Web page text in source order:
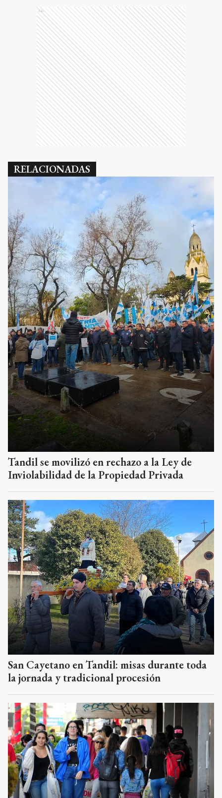
Ads
RELACIONADAS
Tandil se movilizó en rechazo a la Ley de
Inviolabilidad de la Propiedad Privada
San Cayetano en Tandil: misas durante toda
la jornada y tradicional procesión